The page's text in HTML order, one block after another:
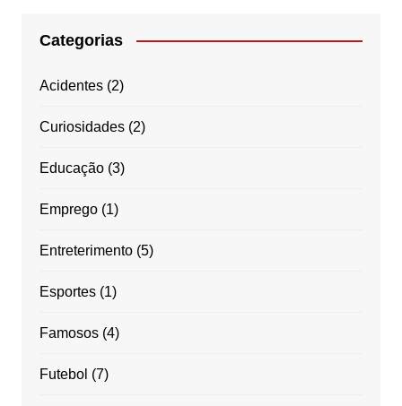
Categorias
Acidentes(2)
Curiosidades(2)
Educação(3)
Emprego(1)
Entreterimento(5)
Esportes(1)
Famosos(4)
Futebol (7)